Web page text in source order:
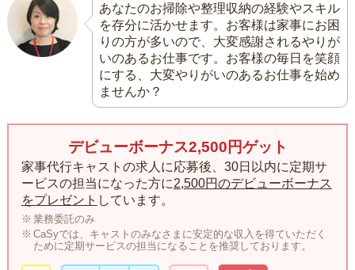
あなたのお掃除や整理収納の経験やスキル
を存分に活かせます。お客様は家事にお困
りの方が多いので、大変感謝されるやりが
いのあるお仕事です。お客様の毎日を笑顔
にする、大変やりがいのあるお仕事を始め
ませんか？
デビューボーナス2,500円ゲット
家事代行キャストの求人に応募後、30日以内に定期サ
ービスの担当になった方に2,500円のデビューボーナス
をプレゼント しています。
業務委託のみ
CaSyでは、キャストのみなさまに安定的な収入を得ていただく
ために定期サービスの担当になることを推奨しております。